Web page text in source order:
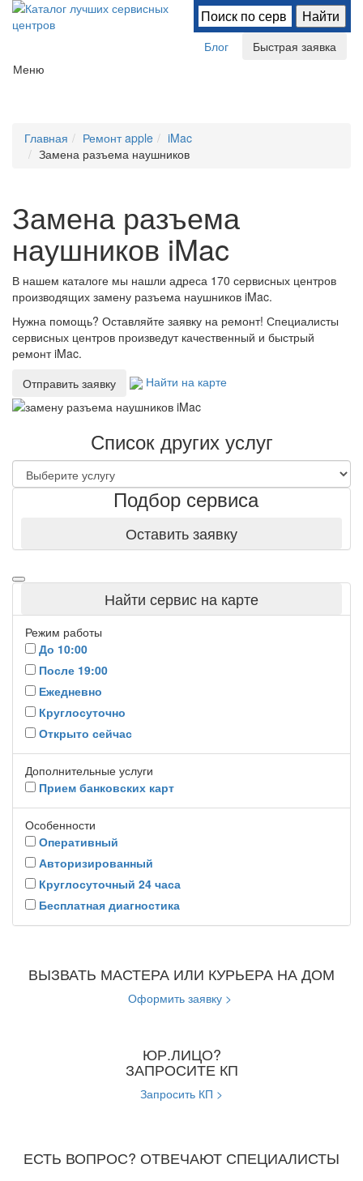
Блог
Быстрая заявка
Меню
Главная Ремонт apple
iMac
Замена разъема наушников
Замена разъема
наушников iMac
В нашем каталоге мы нашли адреса 170 сервисных центров
производящих замену разъема наушников iMac.
Нужна помощь? Оставляйте заявку на ремонт! Специалисты
сервисных центров произведут качественный и быстрый
ремонт iMac.
Отправить заявку
Найти на карте
Список других услуг
Подбор сервиса
Оставить заявку
Найти сервис на карте
Режим работы
До 10:00
После 19:00
Ежедневно
Круглосуточно
Открыто сейчас
Дополнительные услуги
Прием банковских карт
Особенности
Оперативный
Авторизированный
Круглосуточный 24 часа
Бесплатная диагностика
ВЫЗВАТЬ МАСТЕРА ИЛИ КУРЬЕРА НА ДОМ
Оформить заявку >
ЮР.ЛИЦО?
ЗАПРОСИТЕ КП
Запросить КП >
ЕСТЬ ВОПРОС? ОТВЕЧАЮТ СПЕЦИАЛИСТЫ